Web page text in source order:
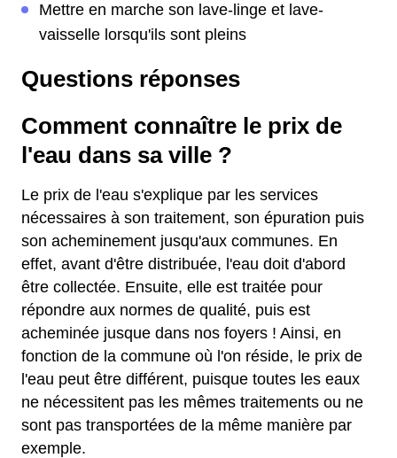
Mettre en marche son lave-linge et lave-
vaisselle lorsqu'ils sont pleins
Questions réponses
Comment connaître le prix de
l'eau dans sa ville ?
Le prix de l'eau s'explique par les services
nécessaires à son traitement, son épuration puis
son acheminement jusqu'aux communes. En
effet, avant d'être distribuée, l'eau doit d'abord
être collectée. Ensuite, elle est traitée pour
répondre aux normes de qualité, puis est
acheminée jusque dans nos foyers ! Ainsi, en
fonction de la commune où l'on réside, le prix de
l'eau peut être différent, puisque toutes les eaux
ne nécessitent pas les mêmes traitements ou ne
sont pas transportées de la même manière par
exemple.